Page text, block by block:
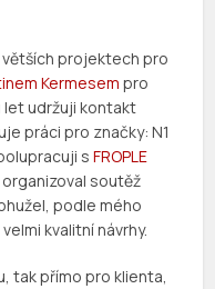
projektech pro
Kermesem pro
let udržuji kontakt
práci pro značky: N1
sFROPLE
soutěž
podle mého
kvalitní návrhy.
tak přímo pro klienta,